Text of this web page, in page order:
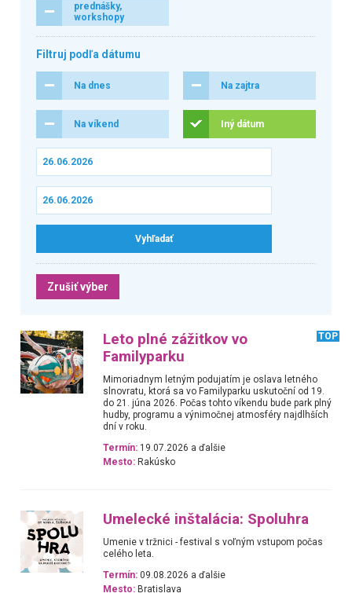
prednášky,
workshopy
Filtruj podľa dátumu
Na dnes Na zajtra
Na víkend Iný dátum
Zrušiť výber
Leto plné zážitkov vo
Familyparku
TOP
Mimoriadnym letným podujatím je oslava letného
slnovratu, ktorá sa vo Familyparku uskutoční od 19.
do 21. júna 2026. Počas tohto víkendu bude park plný
hudby, programu a výnimočnej atmosféry najdlhších
dní v roku.
Termín: 19.07.2026 a ďalšie
Mesto: Rakúsko
Umelecké inštalácia: Spoluhra
Umenie v tržnici - festival s voľným vstupom počas
celého leta.
Termín: 09.08.2026 a ďalšie
Mesto: Bratislava